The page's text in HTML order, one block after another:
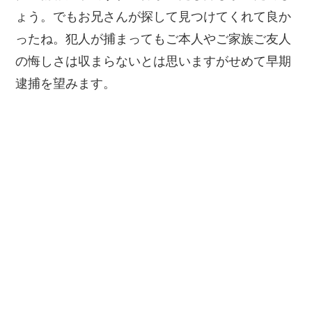
ょう。でもお兄さんが探して見つけてくれて良か
ったね。犯人が捕まってもご本人やご家族ご友人
の悔しさは収まらないとは思いますがせめて早期
逮捕を望みます。